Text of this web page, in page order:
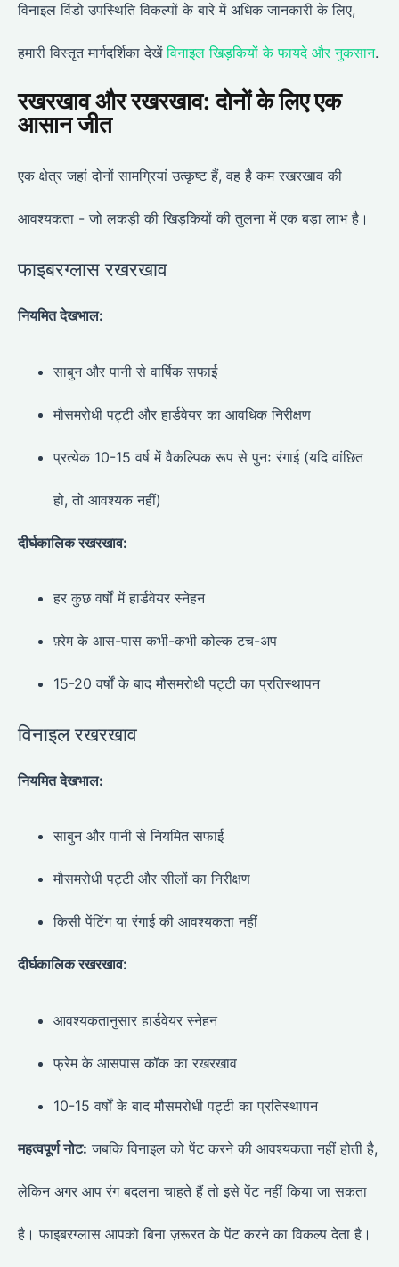
विनाइल विंडो उपस्थिति विकल्पों के बारे में अधिक जानकारी के लिए,
हमारी विस्तृत मार्गदर्शिका देखेंविनाइल खिड़कियों के फायदे और नुकसान.
रखरखाव और रखरखाव: दोनों के लिए एक
आसान जीत
एक क्षेत्र जहां दोनों सामग्रियां उत्कृष्ट हैं, वह है कम रखरखाव की
आवश्यकता - जो लकड़ी की खिड़कियों की तुलना में एक बड़ा लाभ है।
फाइबरग्लास रखरखाव
नियमित देखभाल:
साबुन और पानी से वार्षिक सफाई
मौसमरोधी पट्टी और हार्डवेयर का आवधिक निरीक्षण
प्रत्येक 10-15 वर्ष में वैकल्पिक रूप से पुनः रंगाई (यदि वांछित
हो, तो आवश्यक नहीं)
दीर्घकालिक रखरखाव:
हर कुछ वर्षों में हार्डवेयर स्नेहन
फ़्रेम के आस-पास कभी-कभी कोल्क टच-अप
15-20 वर्षों के बाद मौसमरोधी पट्टी का प्रतिस्थापन
विनाइल रखरखाव
नियमित देखभाल:
साबुन और पानी से नियमित सफाई
मौसमरोधी पट्टी और सीलों का निरीक्षण
किसी पेंटिंग या रंगाई की आवश्यकता नहीं
दीर्घकालिक रखरखाव:
आवश्यकतानुसार हार्डवेयर स्नेहन
फ्रेम के आसपास कॉक का रखरखाव
10-15 वर्षों के बाद मौसमरोधी पट्टी का प्रतिस्थापन
महत्वपूर्ण नोट: जबकि विनाइल को पेंट करने की आवश्यकता नहीं होती है,
लेकिन अगर आप रंग बदलना चाहते हैं तो इसे पेंट नहीं किया जा सकता
है। फाइबरग्लास आपको बिना ज़रूरत के पेंट करने का विकल्प देता है।